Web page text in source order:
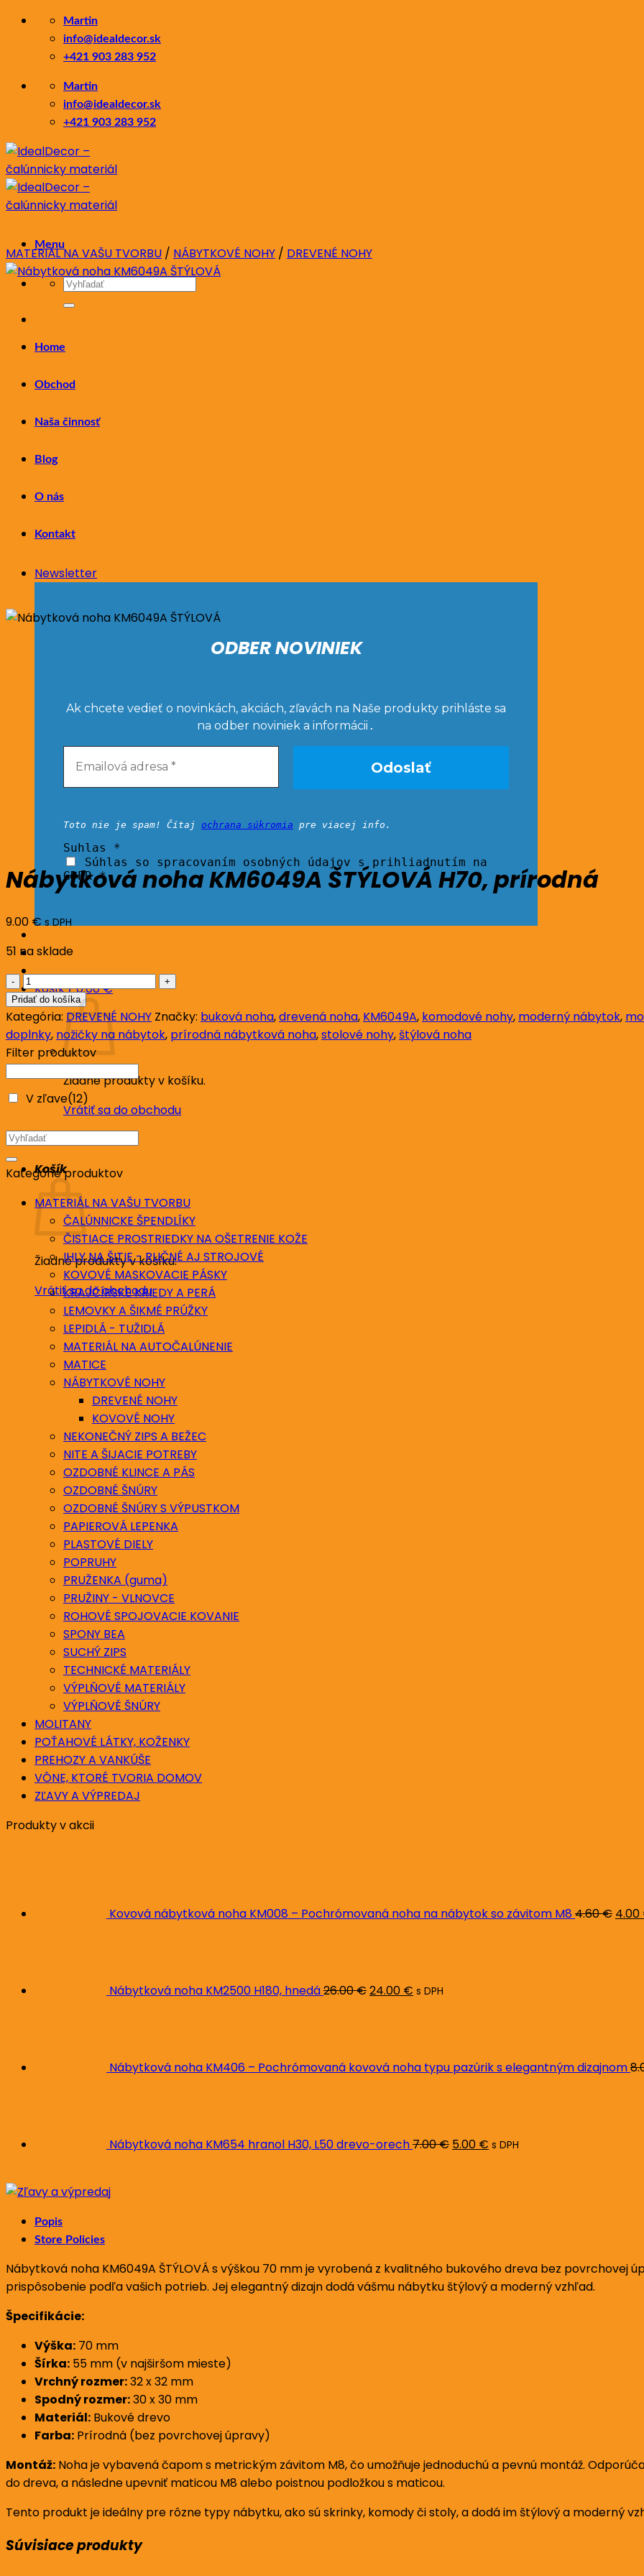
Skip
content
Martin
info@idealdecor.sk
+421 903 283 952
Martin
info@idealdecor.sk
+421 903 283 952
Menu
Hľadať:
Home
Obchod
Naša činnosť
Blog
O nás
Kontakt
Newsletter
ODBER NOVINIEK
Ak chcete vedieť o novinkách, akciách, zľavách na Naše produkty prihláste sa
na odber noviniek a informácii .
Toto nie je spam! Čítaj ochrana súkromia pre viacej info.
Suhlas *
Súhlas so spracovaním osobných údajov s prihliadnutím na
GDPR *
Košík /0.00€
Žiadne produkty v košíku.
Vrátiť sa do obchodu
Košík
Žiadne produkty v košíku.
Vrátiť sa do obchodu
MATERIÁL NA VAŠU TVORBU / NÁBYTKOVÉ NOHY / DREVENÉ NOHY
Nábytková noha KM6049A ŠTÝLOVÁ H70, prírodná
9.00 € s DPH
51 na sklade
množstvo
Nábytková
noha
KM6049A
ŠTÝLOVÁ
H70,
prírodná
Pridať do košíka
Kategória: DREVENÉ NOHY Značky: buková noha,drevená noha, KM6049A, komodové nohy, moderný nábytok,
doplnky, nožičky na nábytok, prírodná nábytková noha,stolové nohy,štýlová noha
Filter produktov
V zľave(12)
Hľadať:
Kategórie produktov
MATERIÁL NA VAŠU TVORBU
ČALÚNNICKE ŠPENDLÍKY
ČISTIACE PROSTRIEDKY NA OŠETRENIE KOŽE
IHLY NA ŠITIE - RUČNÉ AJ STROJOVÉ
KOVOVÉ MASKOVACIE PÁSKY
KRAJČÍRSKE KRIEDY A PERÁ
LEMOVKY A ŠIKMÉ PRÚŽKY
LEPIDLÁ - TUŽIDLÁ
MATERIÁL NA AUTOČALÚNENIE
MATICE
NÁBYTKOVÉ NOHY
DREVENÉ NOHY
KOVOVÉ NOHY
NEKONEČNÝ ZIPS A BEŽEC
NITE A ŠIJACIE POTREBY
OZDOBNÉ KLINCE A PÁS
OZDOBNÉ ŠNÚRY
OZDOBNÉ ŠNÚRY S VÝPUSTKOM
PAPIEROVÁ LEPENKA
PLASTOVÉ DIELY
POPRUHY
PRUŽENKA (guma)
PRUŽINY - VLNOVCE
ROHOVÉ SPOJOVACIE KOVANIE
SPONY BEA
SUCHÝ ZIPS
TECHNICKÉ MATERIÁLY
VÝPLŇOVÉ MATERIÁLY
VÝPLŇOVÉ ŠNÚRY
MOLITANY
POŤAHOVÉ LÁTKY, KOŽENKY
PREHOZY A VANKÚŠE
VÔNE, KTORÉ TVORIA DOMOV
ZĽAVY A VÝPREDAJ
Produkty v akcii
Kovová nábytková noha KM008 – Pochrómovaná noha na nábytok so závitom M84.60€ 4.60
4.00
Nábytková noha KM2500 H180, hnedá26.00€26.00 €.
24.00 € 24.00 €.
s DPH
Nábytková noha KM406 – Pochrómovaná kovová noha typu pazúrik s elegantným dizajnom
Nábytková noha KM654 hranol H30, L50 drevo-orech7.00€ 7.00 €.
5.00 € 5.00 €.
s DPH
Popis
Store Policies
Nábytková noha KM6049A ŠTÝLOVÁ s výškou 70 mm je vyrobená z kvalitného bukového dreva bez povrchovej
prispôsobenie podľa vašich potrieb. Jej elegantný dizajn dodá vášmu nábytku štýlový a moderný vzhľad.
Špecifikácie:
Výška: 70 mm
Šírka: 55 mm (v najširšom mieste)
Vrchný rozmer:32 x 32 mm
Spodný rozmer:30 x 30 mm
Materiál: Bukové drevo
Farba: Prírodná (bez povrchovej úpravy)
Montáž: Noha je vybavená čapom s metrickým závitom M8, čo umožňuje jednoduchú a pevnú montáž.
do dreva, a následne upevniť maticou M8 alebo poistnou podložkou s maticou.
Tento produkt je ideálny pre rôzne typy nábytku, ako sú skrinky, komody či stoly, a dodá im štýlový a moderný
Súvisiace produkty